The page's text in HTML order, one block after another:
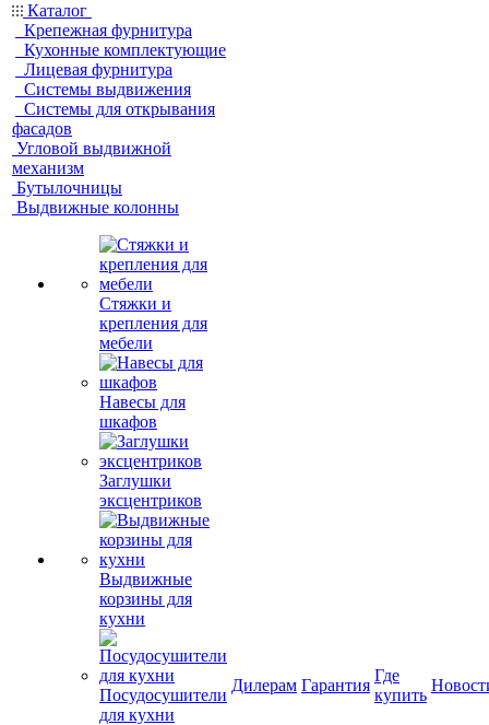
Каталог
Крепежная фурнитура
Кухонные комплектующие
Лицевая фурнитура
Системы выдвижения
Системы для открывания
фасадов
Угловой выдвижной
механизм
Бутылочницы
Выдвижные колонны
Стяжки и
крепления для
мебели
Навесы для
шкафов
Заглушки
эксцентриков
Выдвижные
корзины для
кухни
Посудосушители
для кухни
Дилерам Гарантия
Где
купить